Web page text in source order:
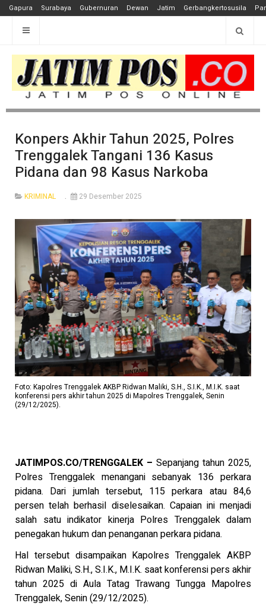
Gapura Surabaya Gubernuran Dewan Jatim Gerbangkertosusila
Konpers Akhir Tahun 2025, Polres
Trenggalek Tangani 136 Kasus
Pidana dan 98 Kasus Narkoba
KRIMINAL 29 Desember 2025
Foto: Kapolres Trenggalek AKBP Ridwan Maliki, S.H., S.I.K., M.I.K. saat
konferensi pers akhir tahun 2025 di Mapolres Trenggalek, Senin
(29/12/2025).
JATIMPOS.CO/TRENGGALEK – Sepanjang tahun 2025,
Polres Trenggalek menangani sebanyak 136 perkara
pidana. Dari jumlah tersebut, 115 perkara atau 84,6
persen telah berhasil diselesaikan. Capaian ini menjadi
salah satu indikator kinerja Polres Trenggalek dalam
penegakan hukum dan penanganan perkara pidana.
Hal tersebut disampaikan Kapolres Trenggalek AKBP
Ridwan Maliki, S.H., S.I.K., M.I.K. saat konferensi pers akhir
tahun 2025 di Aula Tatag Trawang Tungga Mapolres
Trenggalek, Senin (29/12/2025).